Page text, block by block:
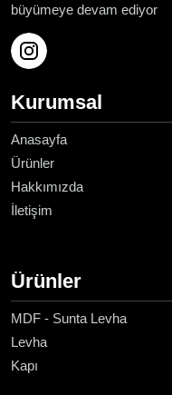
büyümeye devam ediyor
Kurumsal
Anasayfa
Ürünler
Hakkımızda
İletişim
Ürünler
MDF - Sunta Levha
Levha
Kapı